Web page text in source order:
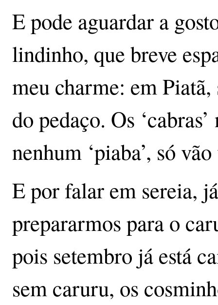
E pode aguardar a
lindinho, que breve
meu charme: em
do pedaço. Os
nenhum ‘piaba’, só
E por falar em sereia,
prepararmos para o
pois setembro já está
sem caruru, os